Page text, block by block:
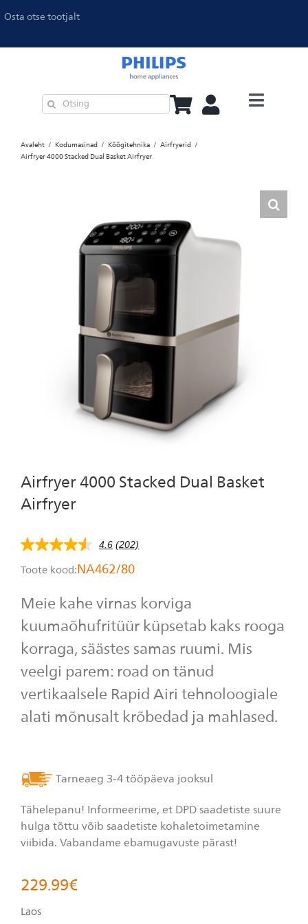
Osta otse tootjalt
Köögitehnika
Kohvimasinad
Isiklik hooldus
Avaleht Kodumasinad Köögitehnika
Airfryerid
Airfryer 4000 Stacked Dual Basket Airfryer
Airfryer 4000 Stacked Dual Basket
Airfryer
4.6
5-
keskmine
hinnangu
väärtus.
Read
202
Reviews.
Sama
lehe
link.
4.6 (202)
Toote kood:NA462/80
Meie kahe virnas korviga
kuumaõhufritüür küpsetab kaks rooga
korraga, säästes samas ruumi. Mis
veelgi parem: road on tänud
vertikaalsele Rapid Airi tehnoloogiale
alati mõnusalt krõbedad ja mahlased.
Tarneaeg 3-4 tööpäeva jooksul
Tähelepanu! Informeerime, et DPD saadetiste suure
hulga tõttu võib saadetiste kohaletoimetamine
viibida. Vabandame ebamugavuste pärast!
229.99€
Laos